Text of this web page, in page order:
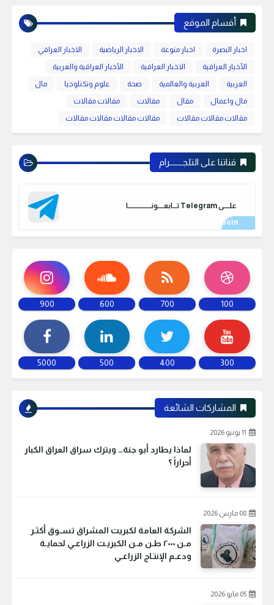
أقسام الموقع
اخبار البصرة اخبار منوعة الاخبار الرياضية
الاخبار العراقي
الأخبار العراقية
الاخبار العراقية
الأخبار العراقية والعربية
العربية
العربية والعالمية صحة علوم وتكنلوجيا
مال
مال واعمال
مقال مقالات
مقالات مقالات
مقالات مقالات مقالات
مقالات مقالات مقالات مقالات
قناتنا على التلجـــــــرام
علـــــى Telegram تـــابعـــــونـــــــــــــــــــا
100
700
600
900
300
400
500
5000
المشاركات الشائعة
11 يونيو 2026
لماذا يطارد أبو جنة… ويترك سراق العراق الكبار
أحراراً ؟
08 مارس 2026
الشركة العامة لكبريت المشراق تسـوق أكثـر
مـن ٢٠٠٠ طـن مـن الكبريـت الزراعـي لحمايـة
ودعـم الإنتـاج الزراعـي
05 مايو 2026